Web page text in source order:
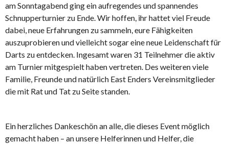
am Sonntagabend ging ein aufregendes und spannendes
Schnupperturnier zu Ende. Wir hoffen, ihr hattet viel Freude
dabei, neue Erfahrungen zu sammeln, eure Fähigkeiten
auszuprobieren und vielleicht sogar eine neue Leidenschaft für
Darts zu entdecken. Ingesamt waren 31 Teilnehmer die aktiv
am Turnier mitgespielt haben vertreten. Des weiteren viele
Familie, Freunde und natürlich East Enders Vereinsmitglieder
die mit Rat und Tat zu Seite standen.
Ein herzliches Dankeschön an alle, die dieses Event möglich
gemacht haben – an unsere Helferinnen und Helfer, die